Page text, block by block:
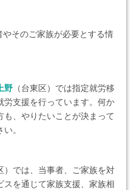
やそのご家族が必要とする情
野（台東区）では指定就労移
労支援を行っています。何か
も、やりたいことが決まって
。
）では、当事者、ご家族を対
を通じて家族支援、家族相